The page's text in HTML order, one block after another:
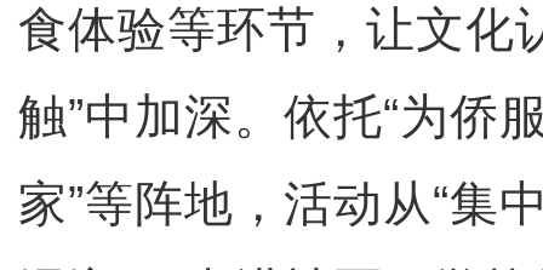
食体验等环节，让文化
触”中加深。依托“为侨
家”等阵地，活动从“集